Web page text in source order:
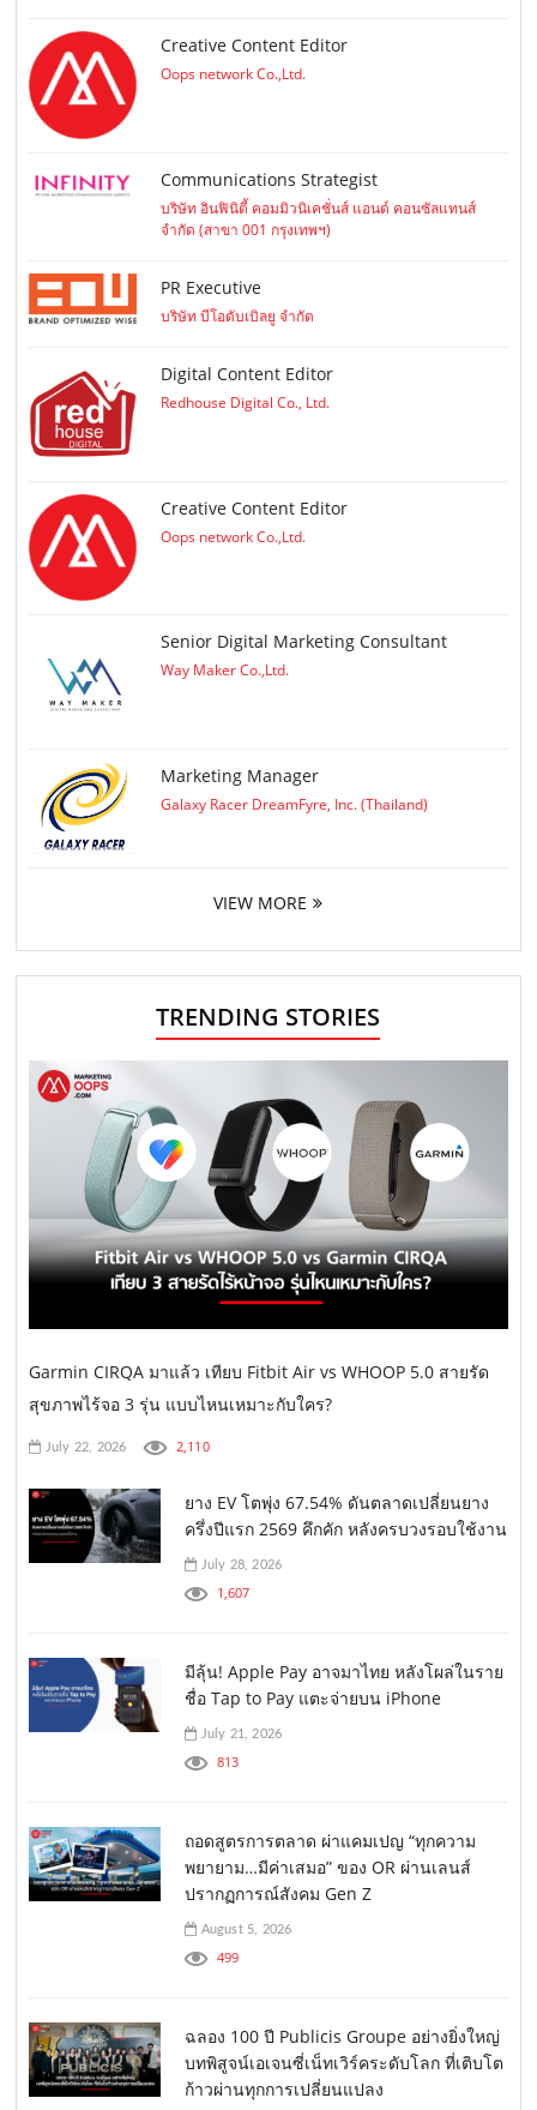
Creative Content Editor
Oops network Co.,Ltd.
Communications Strategist
บริษัท อินฟินิตี้ คอมมิวนิเคชั่นส์ แอนด์ คอนซัลแทนส์
จำกัด (สาขา 001 กรุงเทพฯ)
PR Executive
บริษัท บีโอดับเบิลยู จำกัด
Digital Content Editor
Redhouse Digital Co., Ltd.
Creative Content Editor
Oops network Co.,Ltd.
Senior Digital Marketing Consultant
Way Maker Co.,Ltd.
Marketing Manager
Galaxy Racer DreamFyre, Inc. (Thailand)
VIEW MORE
TRENDING STORIES
Garmin CIRQA มาแล้ว เทียบ Fitbit Air vs WHOOP 5.0 สายรัด
สุขภาพไร้จอ 3 รุ่น แบบไหนเหมาะกับใคร?
July 22, 2026 2,110
ยาง EV โตพุ่ง 67.54% ดันตลาดเปลี่ยนยาง
ครึ่งปีแรก 2569 คึกคัก หลังครบวงรอบใช้งาน
July 28, 2026
1,607
มีลุ้น! Apple Pay อาจมาไทย หลังโผล่ในราย
ชื่อ Tap to Pay แตะจ่ายบน iPhone
July 21, 2026
813
ถอดสูตรการตลาด ผ่าแคมเปญ “ทุกความ
พยายาม…มีค่าเสมอ” ของ OR ผ่านเลนส์
ปรากฏการณ์สังคม Gen Z
August 5, 2026
499
ฉลอง 100 ปี Publicis Groupe อย่างยิ่งใหญ่
บทพิสูจน์เอเจนซี่เน็ทเวิร์คระดับโลก ที่เติบโต
ก้าวผ่านทุกการเปลี่ยนแปลง